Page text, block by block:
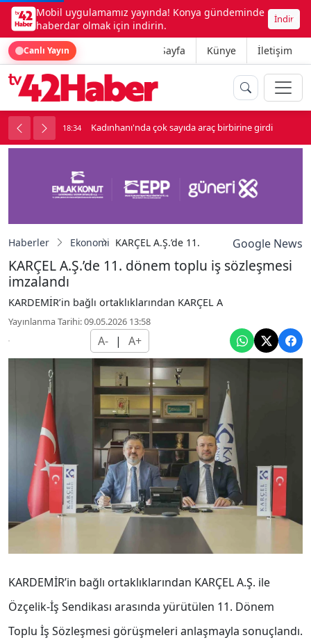
Mobil uygulamamız yayında! Konya gündeminde
haberdar olmak için indirin.
İndir
Canlı Yayın Ana Sayfa Künye İletişim
soygun 18:34 Kadınhanı'nda çok sayıda araç birbirine girdi
Haberler Ekonomi KARÇEL A.Ş.’de 11. dönem toplu iş
Google News
KARÇEL A.Ş.’de 11. dönem toplu iş sözleşmesi
imzalandı
KARDEMİR’in bağlı ortaklıklarından KARÇEL A
Yayınlanma Tarihi: 09.05.2026 13:58
A- | A+
KARDEMİR’in bağlı ortaklıklarından KARÇEL A.Ş. ile
Özçelik-İş Sendikası arasında yürütülen 11. Dönem
Toplu İş Sözleşmesi görüşmeleri anlaşmayla sonuçlandı.